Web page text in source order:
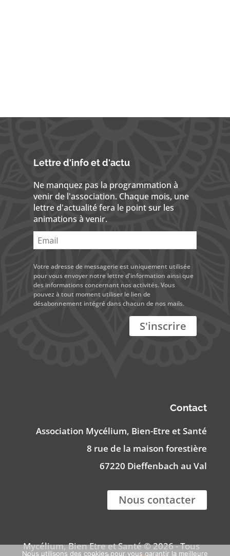
Lettre d'info et d'actu
Ne manquez pas la programmation à
venir de l'association. Chaque mois, une
lettre d'actualité fera le point sur les
animations à venir.
Votre adresse de messagerie est uniquement utilisée
pour vous envoyer notre lettre d'information ainsi que
des informations concernant nos activités. Vous
pouvez à tout moment utiliser le lien de
désabonnement intégré dans chacun de nos mails.
Contact
Association Mycélium, Bien-Etre et Santé
8 rue de la maison forestière
67220 Dieffenbach au Val
Nous contacter
Mycélium, Bien Etre et Santé © 2026 - Tous
Nous utilisons des cookies pour vous garantir la meilleure